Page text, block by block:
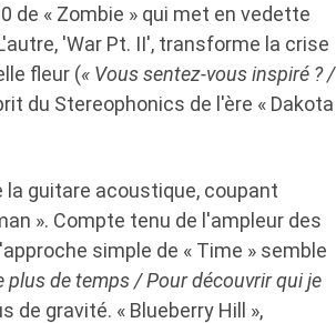
de « Zombie » qui met en vedette
'War Pt. II', transforme la crise
fleur (« Vous sentez-vous inspiré ? /
du Stereophonics de l'ère « Dakota
la guitare acoustique, coupant
». Compte tenu de l'ampleur des
simple de « Time » semble
plus de temps / Pour découvrir qui je
de gravité. « Blueberry Hill »,